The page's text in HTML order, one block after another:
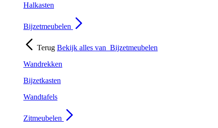
Halkasten
Bijzetmeubelen
Terug Bekijk alles van Bijzetmeubelen
Wandrekken
Bijzetkasten
Wandtafels
Zitmeubelen